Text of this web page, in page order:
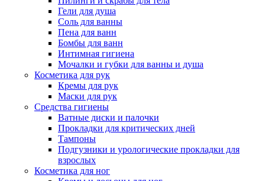
Гели для душа
Соль для ванны
Пена для ванн
Бомбы для ванн
Интимная гигиена
Мочалки и губки для ванны и душа
Косметика для рук
Кремы для рук
Маски для рук
Средства гигиены
Ватные диски и палочки
Прокладки для критических дней
Тампоны
Подгузники и урологические прокладки для
взрослых
Косметика для ног